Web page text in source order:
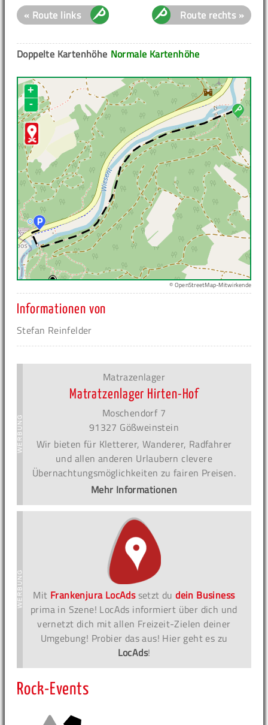
« Route links
Route rechts »
Normale Kartenhöhe
Doppelte Kartenhöhe
+
-
© OpenStreetMap-Mitwirkende
Informationen von
Stefan Reinfelder
Matrazenlager
Matratzenlager Hirten-Hof
Moschendorf 7
91327 Gößweinstein
Wir bieten für Kletterer, Wanderer, Radfahrer
und allen anderen Urlaubern clevere
Übernachtungsmöglichkeiten zu fairen Preisen.
Mehr Informationen
Mit Frankenjura LocAdssetzt dudein Business
prima in Szene! LocAds informiert über dich und
vernetzt dich mit allen Freizeit-Zielen deiner
Umgebung! Probier das aus! Hier geht es zu
LocAds!
Rock-Events